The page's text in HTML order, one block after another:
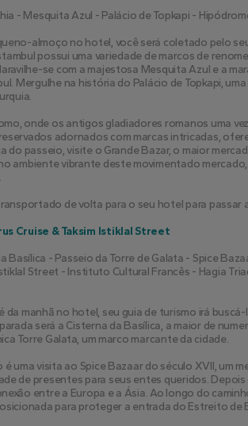
- Mesquita Azul - Palácio de Topkapi -
almoço no hotel, você será coletado pelo
possui uma variedade de marcos de
se com a majestosa Mesquita Azul e a
Mergulhe na história do Palácio de Topkapi,
onde os antigos gladiadores romanos uma
adornados com marcas intricadas,
do passeio, visite o Grande Bazar, o maior
ambiente vibrante deste movimentado
de volta para o seu hotel para passar
Cruise & Taksim Istiklal Street
Basílica - Passeio da Torre de Galata - Spice
Street - Instituto Cultural Francês - Hagia
da manhã no hotel, seu guia de turismo irá
será a Cisterna da Basílica, a maior de
Torre Galata, um marco marcante da cidade.
uma visita ao Spice Bazaar do século XVII, um
de presentes para seus entes queridos.
entre a Europa e a Ásia. Ao longo do
para proteger a entrada do Estreito de